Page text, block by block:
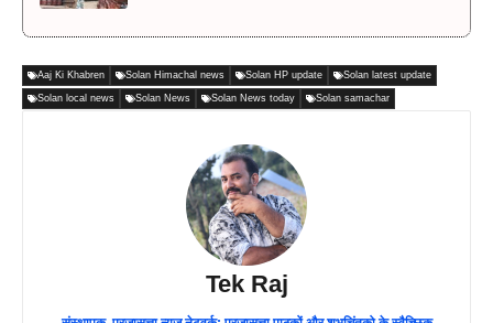
Aaj Ki Khabren Solan Himachal news Solan HP update Solan latest update
Solan local news Solan News Solan News today Solan samachar
Tek Raj